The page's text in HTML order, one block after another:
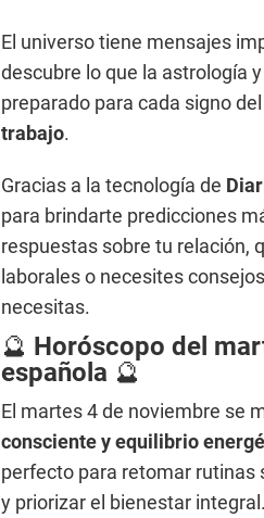
El universo tiene mensajes
descubre lo que la astrología
preparado para cada signo
trabajo.
Gracias a la tecnología de
para brindarte predicciones
respuestas sobre tu relación,
laborales o necesites
necesitas.
🔮 Horóscopo del
española 🔮
El martes 4 de noviembre se
consciente y equilibrio
perfecto para retomar rutinas
y priorizar el bienestar